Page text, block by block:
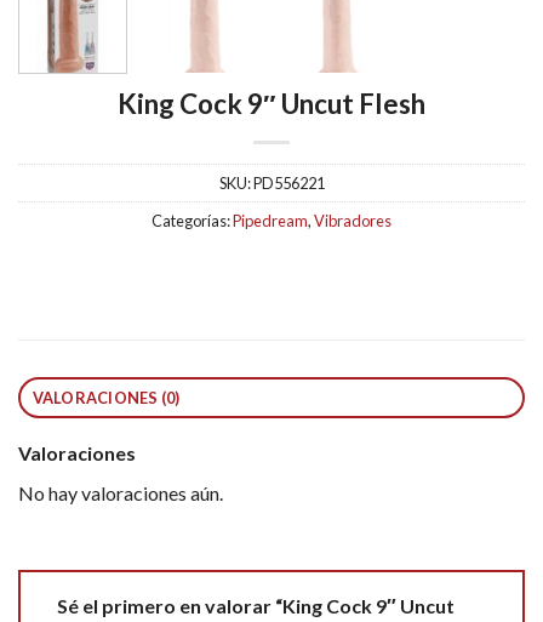
King Cock 9″ Uncut Flesh
SKU:PD556221
Categorías:Pipedream,Vibradores
VALORACIONES (0)
Valoraciones
No hay valoraciones aún.
Sé el primero en valorar “King Cock 9″ Uncut